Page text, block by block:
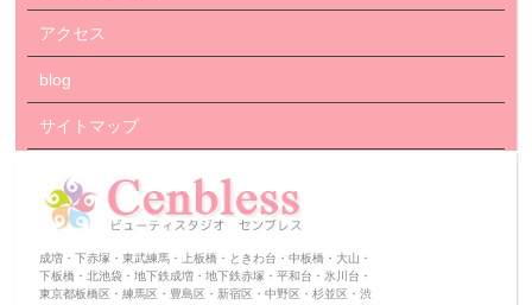
アクセス
blog
サイトマップ
成増・下赤塚・東武練馬・上板橋・ときわ台・中板橋・大山・
下板橋・北池袋・地下鉄成増・地下鉄赤塚・平和台・氷川台・
東京都板橋区・練馬区・豊島区・新宿区・中野区・杉並区・渋